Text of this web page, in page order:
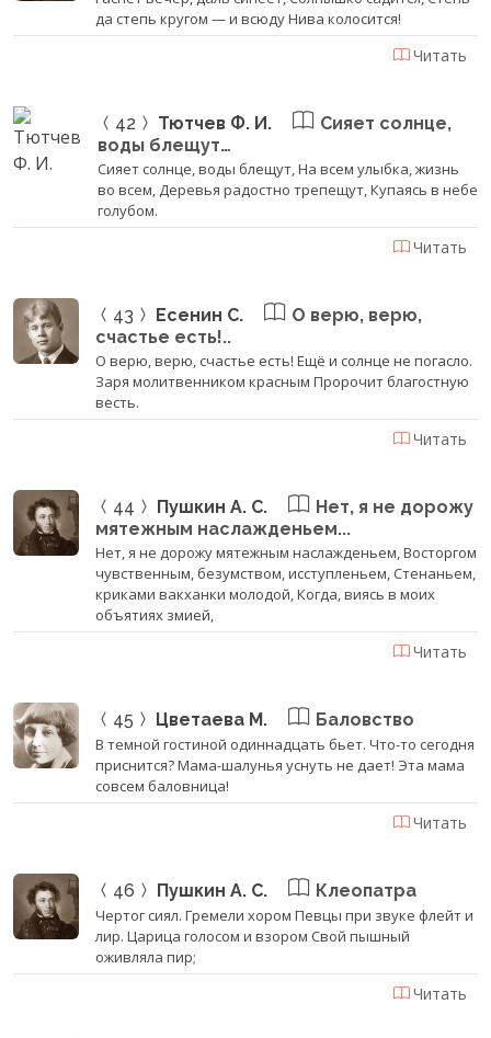
да степь кругом — и всюду ‎Нива колосится!
Читать
42 Тютчев Ф. И.
Сияет солнце,
воды блещут…
Сияет солнце, воды блещут, На всем улыбка, жизнь
во всем, Деревья радостно трепещут, Купаясь в небе
голубом.
Читать
43 Есенин С.
О верю, верю,
счастье есть!..
О верю, верю, счастье есть! Ещё и солнце не погасло.
Заря молитвенником красным Пророчит благостную
весть.
Читать
44 Пушкин А. С.
Нет, я не дорожу
мятежным наслажденьем...
Нет, я не дорожу мятежным наслажденьем, Восторгом
чувственным, безумством, исступленьем, Стенаньем,
криками вакханки молодой, Когда, виясь в моих
объятиях змией,
Читать
45 Цветаева М. Баловство
В темной гостиной одиннадцать бьет. Что-то сегодня
приснится? Мама-шалунья уснуть не дает! Эта мама
совсем баловница!
Читать
46 Пушкин А. С. Клеопатра
Чертог сиял. Гремели хором Певцы при звуке флейт и
лир. Царица голосом и взором Свой пышный
оживляла пир;
Читать